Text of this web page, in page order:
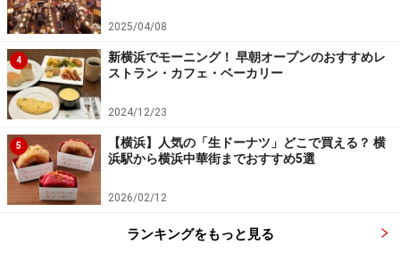
ドリンクは、中国茶はもちろん、コーヒー・紅茶など全
11種から選べるほか、グラスシャンパン付きのちょっと
リッチなプラン（6500円）もあります。前日までの要予
約。
「スーツァン アフタヌーンティー」概要
価格：1名 5500円（税、サ料込）※中国茶1種類がチョイ
スできるプラン（5200円）もあり
場所：四川料理「スーツァンレストラン陳」（
神奈川県
2025/04/08
4
新横浜でモーニング！ 早朝オープンのおすすめレ
ストラン・カフェ・ベーカリー
2024/12/23
5
【横浜】人気の「生ドーナツ」どこで買える？ 横
浜駅から横浜中華街までおすすめ5選
2026/02/12
ランキングをもっと見る